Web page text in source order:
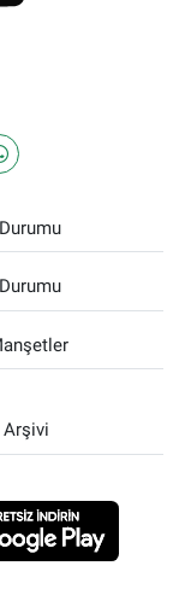
Arşivi